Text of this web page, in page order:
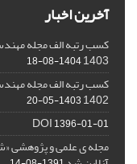
آخرین اخبار
کسب رتبه الف مجله
1403
1404-08-18
کسب رتبه الف مجله
1402
1403-05-20
DOI1396-01-01
مجله ی علمی و پژوهشی